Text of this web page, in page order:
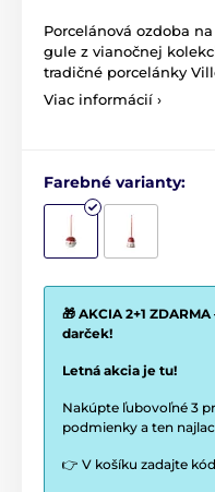
Porcelánová ozdoba
gule z vianočnej
tradičné porcelánky
Viac informácií ›
Farebné varianty:
🎁 AKCIA 2+1
darček!
Letná akcia je tu!
Nakúpte ľubovoľné 3
podmienky a ten
👉 V košíku zadajte